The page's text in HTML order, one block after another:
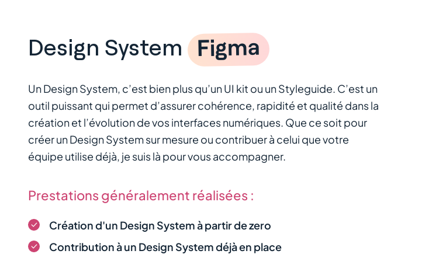
Design System Figma
Un Design System, c’est bien plus qu’un UI kit ou un Styleguide. C’est un
outil puissant qui permet d’assurer cohérence, rapidité et qualité dans la
création et l’évolution de vos interfaces numériques. Que ce soit pour
créer un Design System sur mesure ou contribuer à celui que votre
équipe utilise déjà, je suis là pour vous accompagner.
Prestations généralement réalisées :
Création d'un Design System à partir de zero
Contribution à un Design System déjà en place